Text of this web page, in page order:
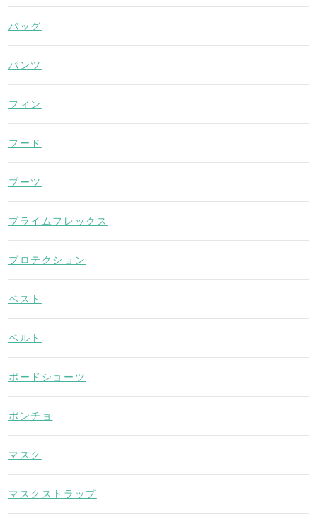
バッグ
パンツ
フィン
フード
ブーツ
プライムフレックス
プロテクション
ベスト
ベルト
ボードショーツ
ポンチョ
マスク
マスクストラップ